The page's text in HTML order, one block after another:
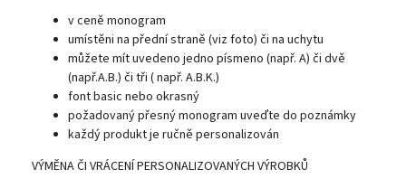
v ceně monogram
umístěni na přední straně (viz foto) či na uchytu
můžete mít uvedeno jedno písmeno (např. A) či dvě
(např.A.B.) či tři ( např. A.B.K.)
font basic nebo okrasný
požadovaný přesný monogram uveďte do poznámky
každý produkt je ručně personalizován
VÝMĚNA ČI VRÁCENÍ PERSONALIZOVANÝCH VÝROBKŮ